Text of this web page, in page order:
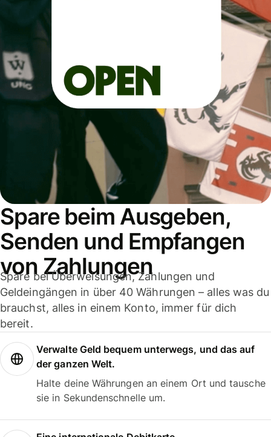
Spare beim Ausgeben,
Senden und Empfangen
von Zahlungen
Spare bei Überweisungen, Zahlungen und
Geldeingängen in über 40 Währungen – alles was du
brauchst, alles in einem Konto, immer für dich
bereit.
Verwalte Geld bequem unterwegs, und das auf
der ganzen Welt.
Halte deine Währungen an einem Ort und tausche
sie in Sekundenschnelle um.